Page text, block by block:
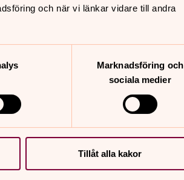
och när vi länkar vidare till andra
Marknadsföring och
sociala medier
Tillåt alla kakor